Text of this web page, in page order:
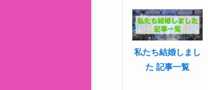
私たち結婚しまし
た 記事一覧